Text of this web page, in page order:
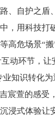
、自护之
，用科技
危场景“
动环节，
知识转化
宸萱的感
式体验让